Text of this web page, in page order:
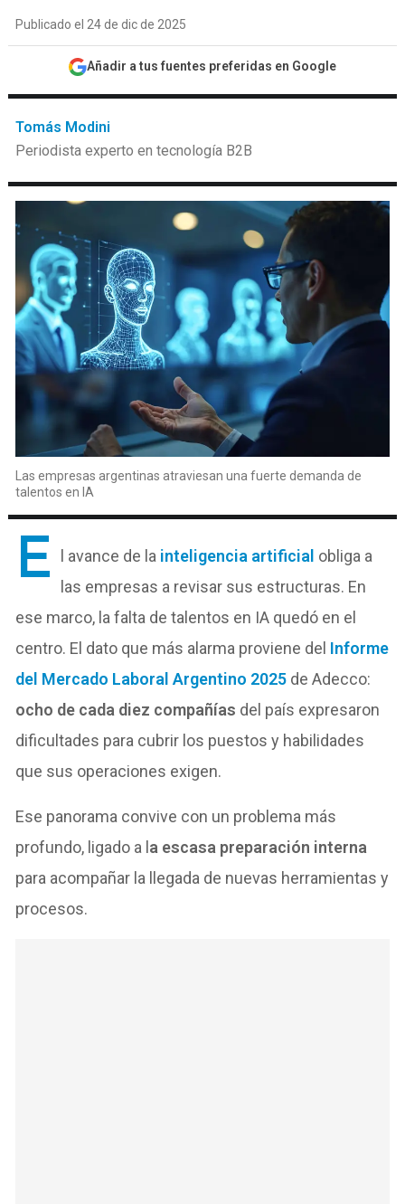
Publicado el 24 de dic de 2025
Añadir a tus fuentes preferidas en Google
Tomás Modini
Periodista experto en tecnología B2B
Las empresas argentinas atraviesan una fuerte demanda de
talentos en IA
E l avance de la inteligencia artificial obliga a
las empresas a revisar sus estructuras. En
ese marco, la falta de talentos en IA quedó en el
centro. El dato que más alarma proviene del Informe
del Mercado Laboral Argentino 2025 de Adecco:
ocho de cada diez compañías del país expresaron
dificultades para cubrir los puestos y habilidades
que sus operaciones exigen.
Ese panorama convive con un problema más
profundo, ligado a la escasa preparación interna
para acompañar la llegada de nuevas herramientas y
procesos.